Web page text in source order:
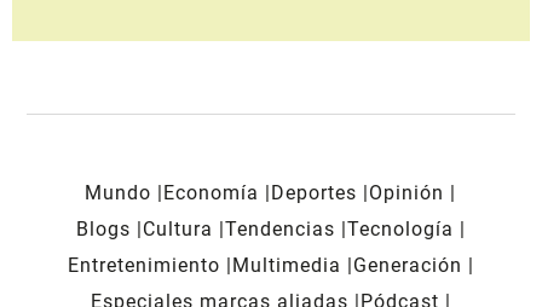
Mundo Economía Deportes
Opinión
Blogs
Cultura Tendencias Tecnología
Entretenimiento
Multimedia
Generación
Especiales marcas aliadas
Pódcast